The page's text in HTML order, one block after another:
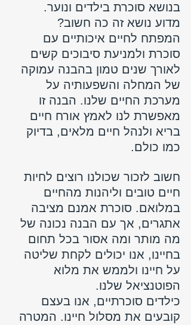
בנושא סוכרת בילדים ונוער.
מדוע נושא זה כה חשוב?
המפתח לחיים איכותיים עם
סוכרת ולמניעת סיבוכים קשים
לאורך שנים טמון בהבנה עמוקה
של המחלה והשפעותיה על
מערכת החיים שלנו. הבנה זו
מאפשרת לנו לאמץ אורח חיים
בריא ולנהל חיים מלאים, בדיוק
כמו כולם.
חשוב לזכור שכולנו רוצים לחיות
חיים טובים וליהנות מהחיים
במלואם. סוכרת אמנם מציבה
אתגרים, אך עם הבנה נכונה של
מה מותר ומה אסור בכל תחום
בחיינו, אנו יכולים לקחת שליטה
על חיינו ולממש את מלוא
הפוטנציאל שלנו.
כילדים סוכרתיים, אנו בעצם
קובעים את מסלול חיינו. המטרה